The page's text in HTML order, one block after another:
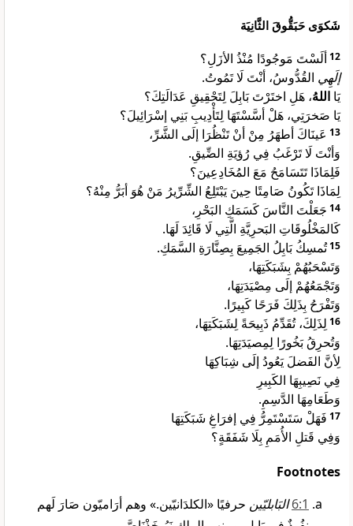
شَكوَى حَبَقُّوقَ الثَّانِيَة
12ألَسْتَ مَوجُودًا مُنْذُ الأزَلِ؟
إلَهِي القُدُّوسُ، أنْتَ لَا تَمُوتُ.
يَا اللهُ، هَلِ اختَرْتَ بَابِلَ لِتَحْقِيقِ عَدَالَتِكَ؟
يَا صَخرَتِي، هَلْ أسَّسْتَهَا لِتَأْدِيبِ بَنِي إسْرَائِيلَ؟
13 عَينَاكَ أطهَرُ مِنْ أنْ تَنْظُرَا إلَى الشَّرِّ،
وَأنْتَ لَا تَرْغَبُ فِي رُؤيَةِ الضِّيقِ.
فَلِمَاذَا تَتَسَامَحُ مَعَ المُخَادِعِينَ؟
لِمَاذَا تَكُونُ صَامِتًا حِينَ يَبْتَلِعُ الشِّرِّيرُ مَنْ هُوَ أبَرُّ مِنْهُ؟
14 جَعَلْتَ النَّاسَ كَسَمَكِ البَحْرِ،
كَالمَخْلُوقَاتِ البَحرِيَّةِ الَّتِي لَا قَائِدَ لَهَا.
15تُمسِكُ بَابِلُ الجَمِيعَ بِصِنَّارَةِ السَّمَكِ.
وَتَسْحَبُهُمْ بِشَبَكَتِهَا،
وَتَجْمَعُهُمْ إلَى مِصْيَدَتِهَا،
وَتَفْرَحُ بِذَلِكَ فَرَحًا كَبِيرًا.
16 لِذَلِكَ، تُقَدِّمُ ذَبِيحَةً لِشَبَكَتِهَا،
وَتُحرِقُ بَخُورًا لِمِصيَدَتِهَا.
لِأنَّ الفَضلَ يَعُودُ إلَى شِبَاكِهَا
فِي نَصِيبِهَا الكَبِيرِ
وَطَعَامِهَا الدَّسِمِ.
17 فَهَلْ سَتَسْتَمِرُّ فِي إفرَاغِ شَبَكَتِهَا
وَفِي قَتلِ الأُمَمِ بِلَا شَفَقَةٍ؟
Footnotes
1‏:6
البَابليّين حرفيًا «الكلدَانيّين.» وهم أرَاميّون صَارَ لَهم